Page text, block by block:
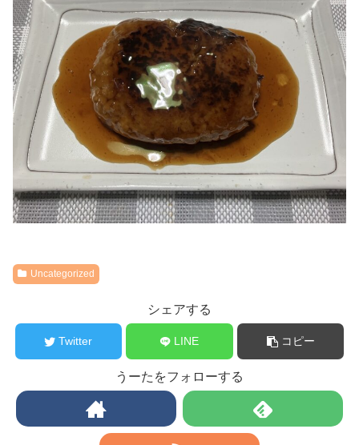
Uncategorized
シェアする
Twitter LINE コピー
うーたをフォローする